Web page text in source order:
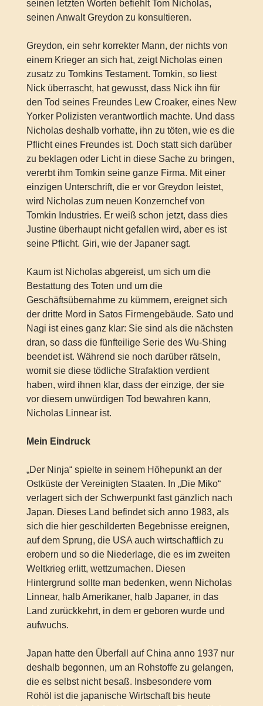
seinen letzten Worten befiehlt Tom Nicholas,
seinen Anwalt Greydon zu konsultieren.
Greydon, ein sehr korrekter Mann, der nichts von
einem Krieger an sich hat, zeigt Nicholas einen
zusatz zu Tomkins Testament. Tomkin, so liest
Nick überrascht, hat gewusst, dass Nick ihn für
den Tod seines Freundes Lew Croaker, eines New
Yorker Polizisten verantwortlich machte. Und dass
Nicholas deshalb vorhatte, ihn zu töten, wie es die
Pflicht eines Freundes ist. Doch statt sich darüber
zu beklagen oder Licht in diese Sache zu bringen,
vererbt ihm Tomkin seine ganze Firma. Mit einer
einzigen Unterschrift, die er vor Greydon leistet,
wird Nicholas zum neuen Konzernchef von
Tomkin Industries. Er weiß schon jetzt, dass dies
Justine überhaupt nicht gefallen wird, aber es ist
seine Pflicht. Giri, wie der Japaner sagt.
Kaum ist Nicholas abgereist, um sich um die
Bestattung des Toten und um die
Geschäftsübernahme zu kümmern, ereignet sich
der dritte Mord in Satos Firmengebäude. Sato und
Nagi ist eines ganz klar: Sie sind als die nächsten
dran, so dass die fünfteilige Serie des Wu-Shing
beendet ist. Während sie noch darüber rätseln,
womit sie diese tödliche Strafaktion verdient
haben, wird ihnen klar, dass der einzige, der sie
vor diesem unwürdigen Tod bewahren kann,
Nicholas Linnear ist.
Mein Eindruck
„Der Ninja“ spielte in seinem Höhepunkt an der
Ostküste der Vereinigten Staaten. In „Die Miko“
verlagert sich der Schwerpunkt fast gänzlich nach
Japan. Dieses Land befindet sich anno 1983, als
sich die hier geschilderten Begebnisse ereignen,
auf dem Sprung, die USA auch wirtschaftlich zu
erobern und so die Niederlage, die es im zweiten
Weltkrieg erlitt, wettzumachen. Diesen
Hintergrund sollte man bedenken, wenn Nicholas
Linnear, halb Amerikaner, halb Japaner, in das
Land zurückkehrt, in dem er geboren wurde und
aufwuchs.
Japan hatte den Überfall auf China anno 1937 nur
deshalb begonnen, um an Rohstoffe zu gelangen,
die es selbst nicht besaß. Insbesondere vom
Rohöl ist die japanische Wirtschaft bis heute